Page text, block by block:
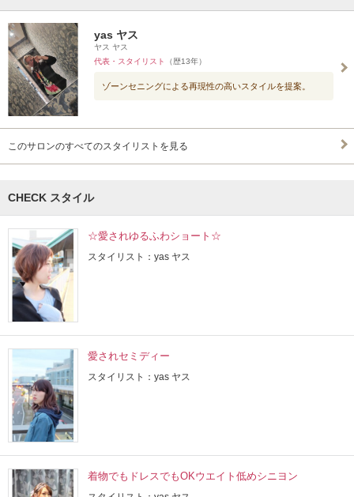
yas ヤス
ヤス ヤス
代表・スタイリスト
（歴13年）
ゾーンセニングによる再現性の高いスタイルを提案。
このサロンのすべてのスタイリストを見る
CHECK スタイル
☆愛されゆるふわショート☆
スタイリスト：yas ヤス
愛されセミディー
スタイリスト：yas ヤス
着物でもドレスでもOKウエイト低めシニヨン